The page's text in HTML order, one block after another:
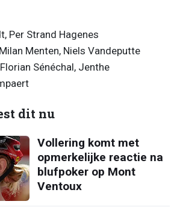
Per Strand Hagenes
Menten, Niels Vandeputte
Sénéchal, Jenthe
dit nu
Vollering komt met
opmerkelijke reactie na
blufpoker op Mont
Ventoux